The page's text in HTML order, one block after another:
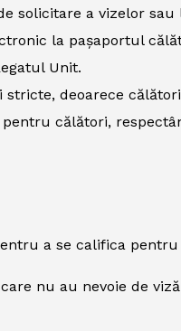
solicitare a vizelor sau
la pașaportul
Unit.
deoarece
călători,
a se califica pentru
nu au nevoie de